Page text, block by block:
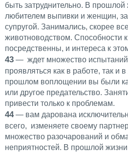
быть затруднительно. В
любителем выпивки и женщин,
супругой. Занимались, скорее
животноводством. Способности
посредственны, и интереса к
43 — ждет множество
проявляться как в работе, так и
прошлом воплощении вы были
или другое предательство.
привести только к проблемам.
44— вам дарована
всего, изменяете своему
множество разочарований и
неприятностей. В прошлой